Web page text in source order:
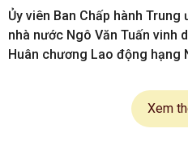
Ủy viên Ban Chấp hành
nhà nước Ngô Văn Tuấn vinh
Huân chương Lao động hạng
Xem